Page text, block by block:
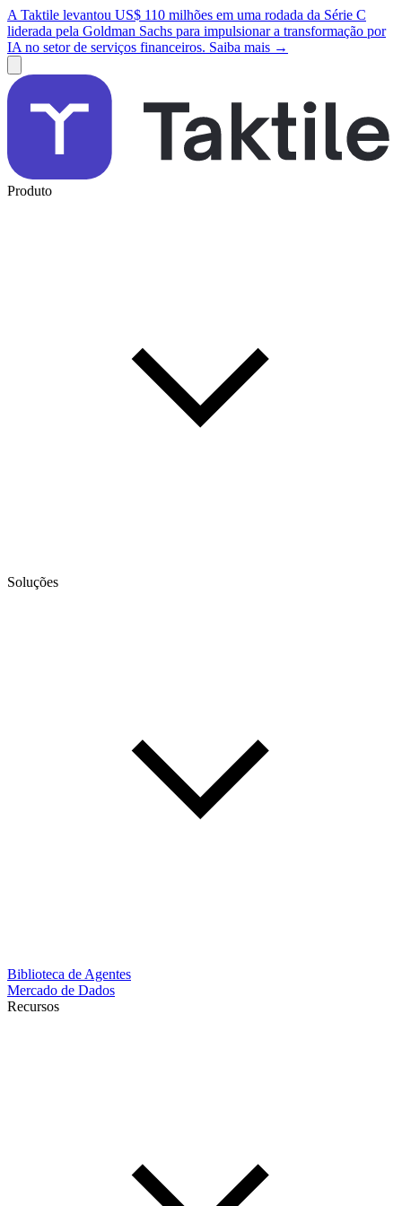
A Taktile levantou US$ 110 milhões em uma rodada da Série C
liderada pela Goldman Sachs para impulsionar a transformação por
IA no setor de serviços financeiros. Saiba mais →
Produto
Soluções
Biblioteca de Agentes
Mercado de Dados
Recursos